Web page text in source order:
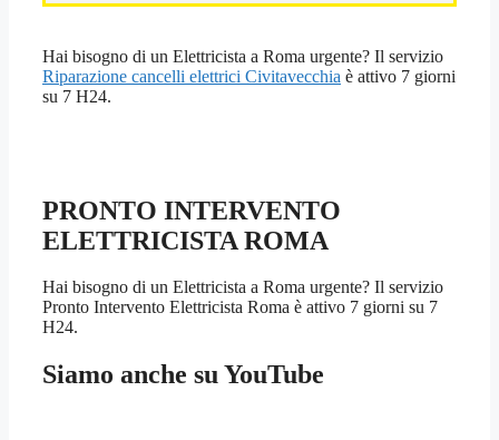
Hai bisogno di un Elettricista a Roma urgente? Il servizio
Riparazione cancelli elettrici Civitavecchia è attivo 7 giorni
su 7 H24.
PRONTO INTERVENTO
ELETTRICISTA ROMA
Hai bisogno di un Elettricista a Roma urgente? Il servizio
Pronto Intervento Elettricista Roma è attivo 7 giorni su 7
H24.
Siamo anche su YouTube